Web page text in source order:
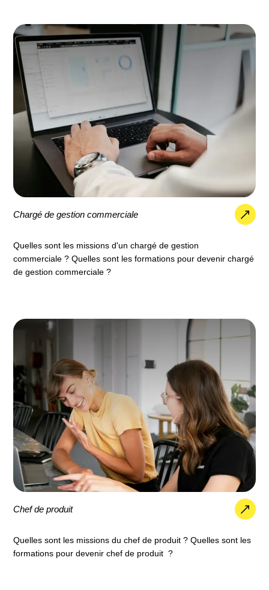
Chargé de gestion commerciale
Quelles sont les missions d'un chargé de gestion
commerciale ? Quelles sont les formations pour devenir chargé
de gestion commerciale ?
Chef de produit
Quelles sont les missions du chef de produit ? Quelles sont les
formations pour devenir chef de produit ?